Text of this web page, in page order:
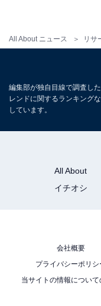
All About ニュース リサ
この記事の筆者：福
アニメや漫画のレビ
心に、オールジャン
取材などのリポート
About ニュースでの
編集部が独自目線で調査し
レンドに関するランキング
しています。
All About
イチオシ
会社概要
プライバシーポリシ
当サイトの情報について